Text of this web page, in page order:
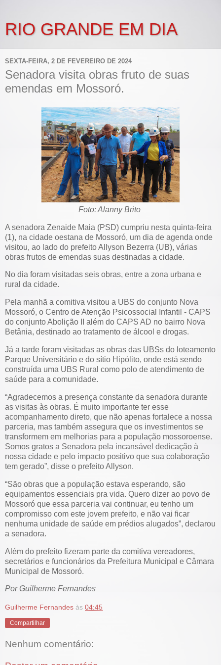
RIO GRANDE EM DIA
SEXTA-FEIRA, 2 DE FEVEREIRO DE 2024
Senadora visita obras fruto de suas
emendas em Mossoró.
Foto: Alanny Brito
A senadora Zenaide Maia (PSD) cumpriu nesta quinta-feira
(1), na cidade oestana de Mossoró, um dia de agenda onde
visitou, ao lado do prefeito Allyson Bezerra (UB), várias
obras frutos de emendas suas destinadas a cidade.
No dia foram visitadas seis obras, entre a zona urbana e
rural da cidade.
Pela manhã a comitiva visitou a UBS do conjunto Nova
Mossoró, o Centro de Atenção Psicossocial Infantil - CAPS
do conjunto Abolição II além do CAPS AD no bairro Nova
Betânia, destinado ao tratamento de álcool e drogas.
Já a tarde foram visitadas as obras das UBSs do loteamento
Parque Universitário e do sítio Hipólito, onde está sendo
construída uma UBS Rural como polo de atendimento de
saúde para a comunidade.
“Agradecemos a presença constante da senadora durante
as visitas às obras. É muito importante ter esse
acompanhamento direto, que não apenas fortalece a nossa
parceria, mas também assegura que os investimentos se
transformem em melhorias para a população mossoroense.
Somos gratos a Senadora pela incansável dedicação à
nossa cidade e pelo impacto positivo que sua colaboração
tem gerado”, disse o prefeito Allyson.
“São obras que a população estava esperando, são
equipamentos essenciais pra vida. Quero dizer ao povo de
Mossoró que essa parceria vai continuar, eu tenho um
compromisso com este jovem prefeito, e não vai ficar
nenhuma unidade de saúde em prédios alugados”, declarou
a senadora.
Além do prefeito fizeram parte da comitiva vereadores,
secretários e funcionários da Prefeitura Municipal e Câmara
Municipal de Mossoró.
Por Guilherme Fernandes
Guilherme Fernandes às 04:45
Compartilhar
Nenhum comentário: